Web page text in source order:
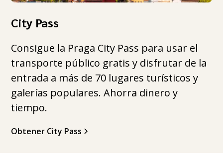
City Pass
Consigue la Praga City Pass para usar el
transporte público gratis y disfrutar de la
entrada a más de 70 lugares turísticos y
galerías populares. Ahorra dinero y
tiempo.
Obtener City Pass